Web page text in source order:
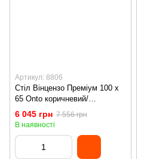
Артикул: 8806
Стіл Вінцензо Преміум 100 х
65 Onto коричневий/
натуральне дерево
6 045 грн 7 556 грн
В наявності